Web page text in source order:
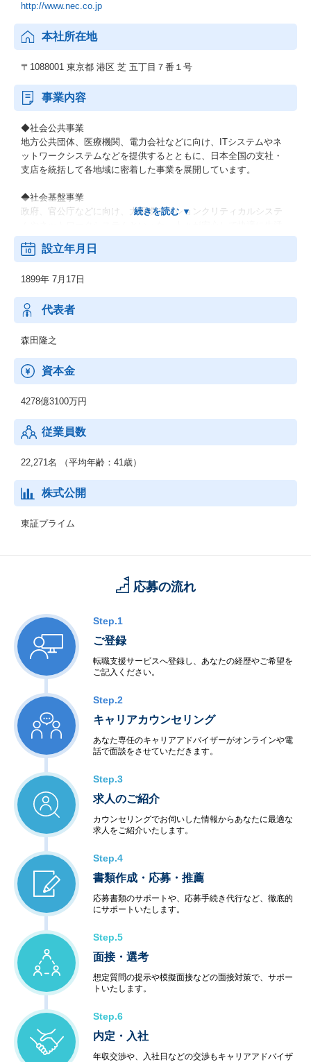
http://www.nec.co.jp
本社所在地
〒1088001 東京都 港区 芝 五丁目７番１号
事業内容
◆社会公共事業
地方公共団体、医療機関、電力会社などに向け、ITシステムやネ
ットワークシステムなどを提供するとともに、日本全国の支社・
支店を統括して各地域に密着した事業を展開しています。
◆社会基盤事業
政府、官公庁などに向け、大規模ミッションクリティカルシステ
できるための社会インフラを提供しています。
製造業、流通・サービス業、金融業などの民需向けにITソリュー
ションを提供し、お客さまの新サービス立ち上げなどに貢献して
います。最先端のデジタル技術を活用し、お客さまとの共創を通
じて、人やモノ、プロセスを企業・産業の枠を超えてつなぎ、バ
リューチェーン全体で新たな価値を生み出します。
◆ネットワークサービス事業
通信事業者向けに、ネットワーク構築に必要な機器や運用管理の
に、IoT/5G時代に向けてネットワークへのニーズが多様化する
中、テレコムキャリア市場で培ったネットワークの強みをサービ
スプロバイダや製造業、流通・サービス業、自治体などの市場に
展開していきます。
海外市場を対象として、セーファーシティ（パブリックセーフテ
ィ、デジタル・ガバメント、デジタル・ファイナンス）、サービ
スプロバイダ向けソフトウェア・サービス、海洋システムなどを
提供しています。AI、IoT関連の先端技術を活用し、安全・安心で
設立年月日
1899年 7月17日
代表者
森田隆之
資本金
4278億3100万円
従業員数
22,271名 （平均年齢：41歳）
株式公開
東証プライム
応募の流れ
Step.1
ご登録
転職支援サービスへ登録し、あなたの経歴やご希望を
ご記入ください。
Step.2
キャリアカウンセリング
あなた専任のキャリアアドバイザーがオンラインや電
話で面談をさせていただきます。
Step.3
求人のご紹介
カウンセリングでお伺いした情報からあなたに最適な
求人をご紹介いたします。
Step.4
書類作成・応募・推薦
応募書類のサポートや、応募手続き代行など、徹底的
にサポートいたします。
Step.5
面接・選考
想定質問の提示や模擬面接などの面接対策で、サポー
トいたします。
Step.6
内定・入社
年収交渉や、入社日などの交渉もキャリアアドバイザ